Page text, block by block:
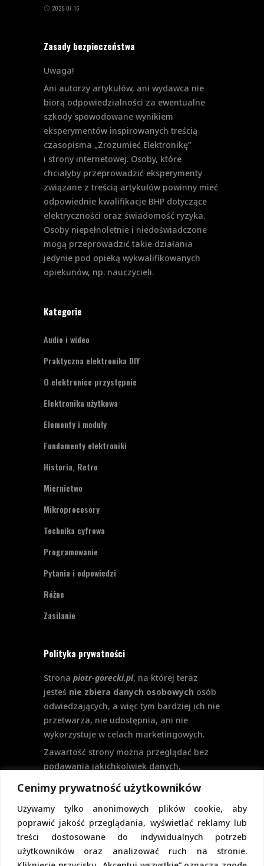
Cenimy prywatność użytkowników
Używamy tylko anonimowych plików cookie, aby
poprawić jakość przeglądania, wyświetlać reklamy lub
treści dostosowane do indywidualnych potrzeb
użytkowników oraz analizować ruch na stronie.
2026-07-16
Zasady bezpieczeństwa
Uwaga!
Ani autorzy artykułów, ani wydawca nie
biorą odpowiedzialności za ewentualne
szkody spowodowane wynikiem
eksperymentów inspirowanych treścią
czasopisma „Zrozumieć Elektronikę”
i strony internetowej. Osoby, które
chciałyby przeprowadzić eksperymenty
związane z treścią artykułów powinny mieć
odpowiednie kwalifikacje BHP dotyczące
elektryczności oraz świadomość ryzyka.
Osoby niepełnoletnie i niedoświadczone
mogą przeprowadzić takie działania
jedynie pod opieką wykwalifikowanych
opiekunów, np. nauczycieli.
Kategorie
Audio i wideo
Praktyczna elektronika DIY
O elektronice przystępnie
Elektronika użytkowa
Elementy i moduły
Fundamenty elektroniki
Historia, Retro
Miernictwo
Mikroprocesory
Technika cyfrowa
Programowanie
Pytania i odpowiedzi
Różne
Zasilanie
Polityka prywatności
Strona piotr-gorecki.pl, na której teraz
jesteś nie zbiera danych osobowych osób
odwiedzających, a więc tym bardziej ich nie
przetwarza, nie udostępnia, ani nie
wykorzystuje w celach marketingowych.
Zawartość strony można przeglądać bez
podawania jakichkolwiek danych,
logowanie. Aktualnie na stronie nie
przewiduje się formularzy kontaktowych
ani systemu komentarzy, co wiązałoby się
z udostępnianiem i przetwarzaniem
danych osobowych.